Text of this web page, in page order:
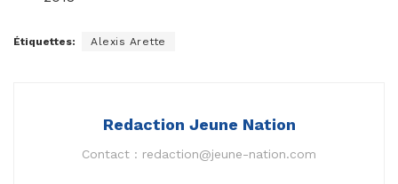
Étiquettes: Alexis Arette
Redaction Jeune Nation
Contact : redaction@jeune-nation.com